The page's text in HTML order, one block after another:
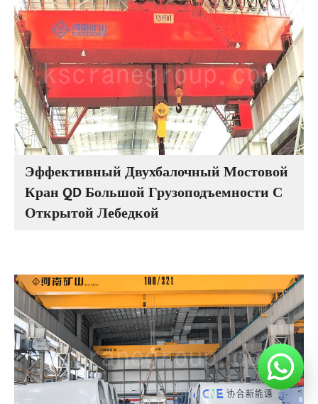
Эффективный Двухбалочный Мостовой
Кран QD Большой Грузоподъемности С
Открытой Лебедкой